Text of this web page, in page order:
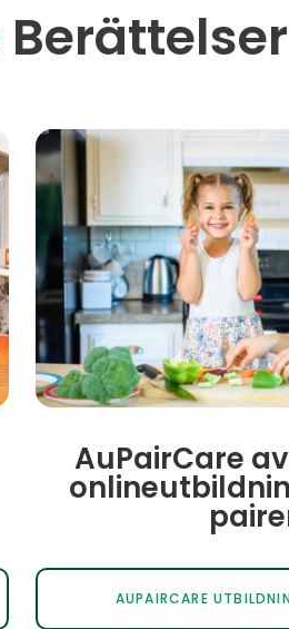
Berättelser
AuPairCare
AUPAIRCARE